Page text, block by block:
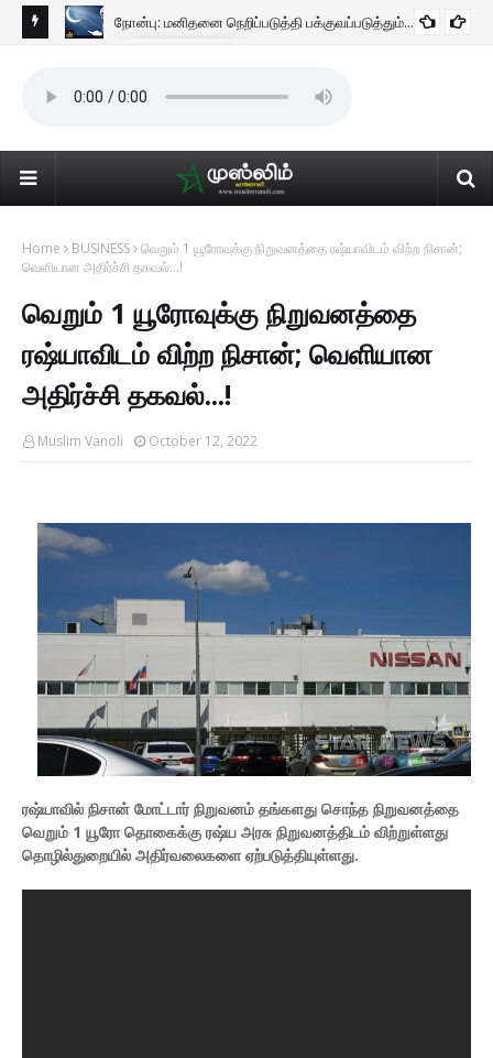
நோன்பு: மனிதனை நெறிப்படுத்தி பக்குவப்படுத்தும்...!
Home BUSINESS வெறும் 1 யூரோவுக்கு நிறுவனத்தை ரஷ்யாவிடம் விற்ற நிசான்;
வெளியான அதிர்ச்சி தகவல்...!
வெறும் 1 யூரோவுக்கு நிறுவனத்தை
ரஷ்யாவிடம் விற்ற நிசான்; வெளியான
அதிர்ச்சி தகவல்...!
Muslim Vanoli October 12, 2022
ரஷ்யாவில் நிசான் மோட்டார் நிறுவனம் தங்களது சொந்த நிறுவனத்தை
வெறும் 1 யூரோ தொகைக்கு ரஷ்ய அரசு நிறுவனத்திடம் விற்றுள்ளது
தொழில்துறையில் அதிர்வலைகளை ஏற்படுத்தியுள்ளது.